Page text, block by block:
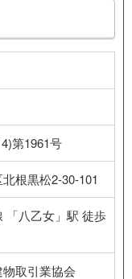
第1961号
根黒松2-30-101
「八乙女」駅 徒歩
物取引業協会